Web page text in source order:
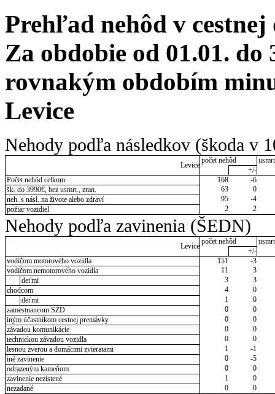
Prehľad nehôd v cestnej
Za obdobie od 01.01. do
rovnakým obdobím
Levice
Nehody podľa následkov (škoda v
Levice
počet nehôd
+/-
Počet nehôd celkom
168
-6
šk. do 3990€, bez usmrt., zran.
63
0
neh. s násl. na živote alebo zdraví
95
-4
požiar vozidiel
2 2
Nehody podľa zavinenia (ŠEDN)
Levice
počet nehôd
+/-
vodičom motorového vozidla
151
-3
vodičom nemotorového vozidla
11
3
deťmi
3
3
chodcom
4
0
deťmi
1
0
zamestnancom SŽD
0
0
iným účastníkom cestnej premávky
0
0
závadou komunikácie
0
0
technickou závadou vozidla
0
0
lesnou zverou a domácimi zvieratami
1
-1
iné zavinenie
0
-5
odrazeným kameňom
0
0
zavinenie nezistené
1
0
nezadané
0 0